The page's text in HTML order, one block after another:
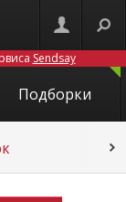
Sendsay
Подборки